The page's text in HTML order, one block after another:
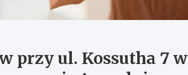
przy ul. Kossutha 7 w